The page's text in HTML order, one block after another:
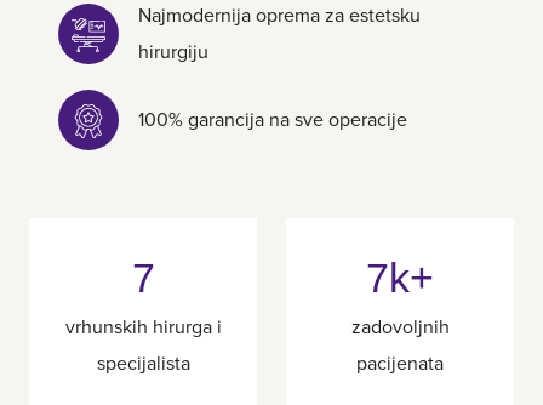
Najmodernija oprema za estetsku
hirurgiju
100% garancija na sve operacije
7
vrhunskih hirurga i
specijalista
7k+
zadovoljnih
pacijenata